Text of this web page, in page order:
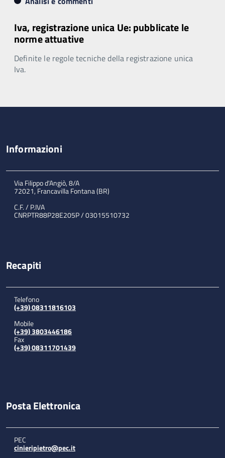
Iva, registrazione unica Ue: pubblicate le
norme attuative
Definite le regole tecniche della registrazione unica
Iva.
Informazioni
Via Filippo d'Angiò, 8/A
72021, Francavilla Fontana (BR)
C.F. / P.IVA
CNRPTR88P28E205P / 03015510732
Recapiti
Telefono
(+39) 08311816103
Mobile
(+39) 3803446186
Fax
(+39) 08311701439
Posta Elettronica
PEC
cinieripietro@pec.it